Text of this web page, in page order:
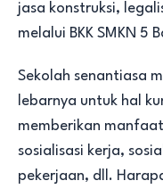
jasa konstruksi,
melalui BKK SMKN 5
Sekolah senantiasa
lebarnya untuk hal
memberikan
sosialisasi kerja,
pekerjaan, dll.